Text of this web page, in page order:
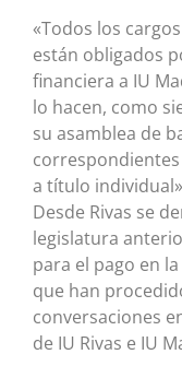
«Todos los
están obligados
financiera a IU
lo hacen, como
su asamblea de
a título
Desde Rivas se
legislatura
para el pago en
que han
conversaciones
de IU Rivas e IU